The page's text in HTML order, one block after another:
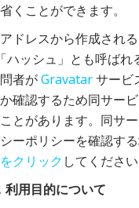
くことができます。
ドレスから作成され
ハッシュ」とも呼ばれ
者がGravatarサービ
確認するため同サー
とがあります。同サ
ーポリシーを確認する
クリック してください
利用目的について